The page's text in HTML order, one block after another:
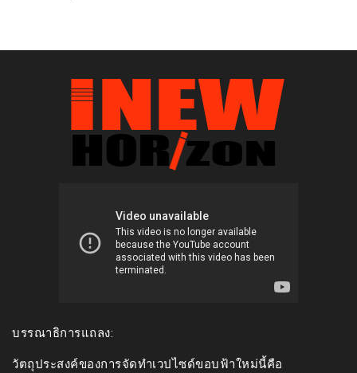
บรรณาธิการแถลง:
วัตถุประสงค์ของการจัดทำเวปไซด์ขอบฟ้าใหม่นี้คือ